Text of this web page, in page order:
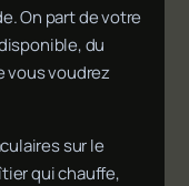
On part de votre
du
vous voudrez
sur le
qui chauffe,